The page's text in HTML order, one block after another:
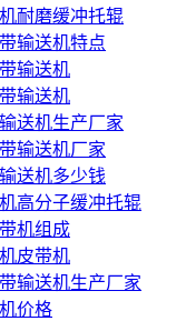
耐磨缓冲托辊
输送机特点
输送机
输送机
送机生产厂家
输送机厂家
送机多少钱
高分子缓冲托辊
机组成
皮带机
输送机生产厂家
价格